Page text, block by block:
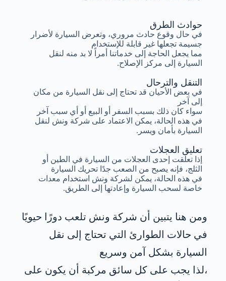
تعليق العجلات
إذا تعلقت إحدى العجلات من السيارة في الطين أو
الثلج، فإنه يصبح من الصعب جدًا تحريك السيارة
في هذه الحالة، يمكن لشركة ونش استخدام معدات
خاصة لسحب السيارة وإعادتها إلى الطريق.
التنقل والترحال
في بعض الأحيان قد تحتاج إلى نقل السيارة من مكان
إلى آخر
سواء كان ذلك بسبب السفر أو البيع أو أي سبب آخر
في هذه الحالة، يمكن الاعتماد على شركة ونش لنقل
السيارة بأمان ويسر.
حوادث الطرق
في حال وقوع حادث مروري، وتعرض السيارة لأضرار
جسيمة تجعلها غير قابلة للإستخدام
مما يجعل الحاجة إلى خدماتنا أمراً لا بد منه لنقل
السيارة إلى مركز الإصلاح.
ومن هنا يتبين أن شركة ونش تلعب دورًا حيويًا
في حالات الطوارئ التي تحتاج إلى نقل
السيارة بشكل آمن وسريع
،لذا يجب على كل سائق مركبة أن يكون على